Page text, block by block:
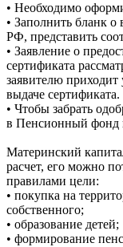
• Необходимо
• Заполнить бланк
РФ, представить
• Заявление о
сертификата
заявителю приходит
выдаче сертификата.
• Чтобы забрать
в Пенсионный фонд
Материнский
расчет, его можно
правилами цели:
• покупка на
собственного;
• образование детей;
• формирование